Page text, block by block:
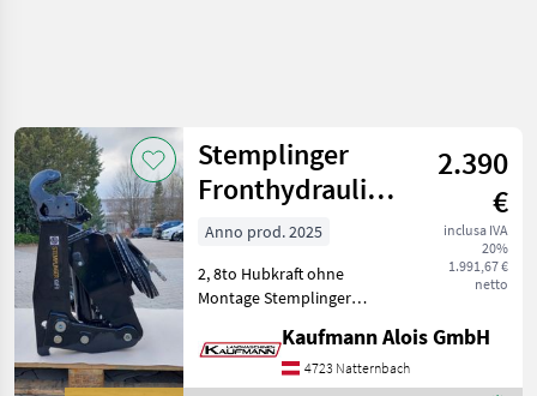
Stemplinger
Fronthydraulik
Universal
2.390
€
inclusa IVA
20%
1.991,67 €
netto
Anno prod. 2025
2, 8to Hubkraft ohne
Montage Stemplinger
zur individuellen Montage
an verschiedene
Kaufmann Alois GmbH
4723 Natternbach